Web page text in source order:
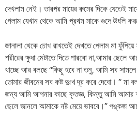
দেখলাম নেই। তারপর মায়ের রুমের দিকে যেতেই
গেলাম যেখান থেকে আমি প্রথম মাকে গুদে ঊংলি
জানালা থেকে চোখ রাখতেই দেখতে পেলাম মা
শরীরের ক্ষুধা মেটাতে দিতে পারবো না,আমার
খাচ্ছে আর বলছে “কিছু হবে না তনু, আমি সব
তোমার জীবনের সব কষ্ট দুঃখ দূর করে দেবো। ”
জন্য আমি আপনার কাছে কৃতজ্ঞ, কিন্তু আমি আমার
ছেলে জানলে আমাকে নষ্ট মেয়ে ভাববে।” পঙ্কজ